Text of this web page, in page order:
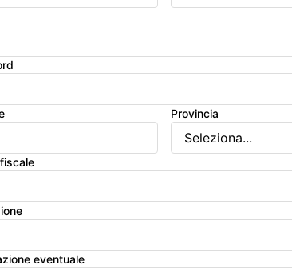
Provincia
eventuale